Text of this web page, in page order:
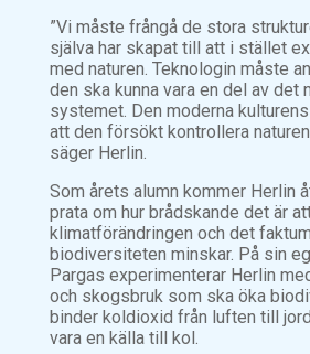
”Vi måste frångå de stora
själva har skapat till att i stället
med naturen. Teknologin måste
den ska kunna vara en del av det
systemet. Den moderna
att den försökt kontrollera
säger Herlin.
Som årets alumn kommer Herlin
prata om hur brådskande det är
klimatförändringen och det
biodiversiteten minskar. På sin
Pargas experimenterar Herlin
och skogsbruk som ska öka
binder koldioxid från luften till
vara en källa till kol.